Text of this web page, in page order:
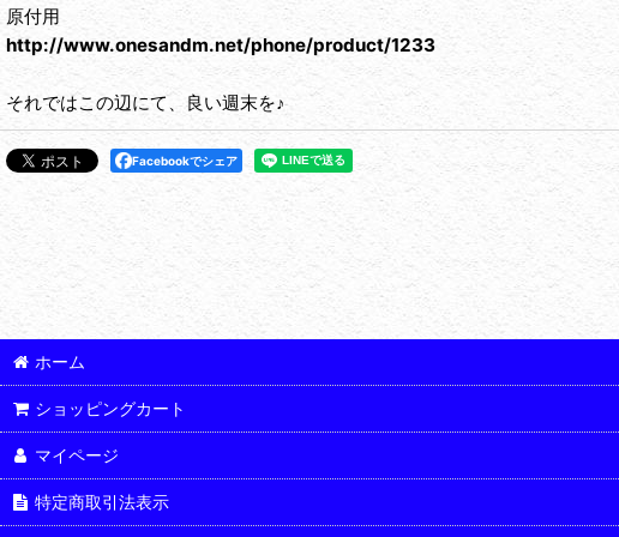
原付用
http://www.onesandm.net/phone/product/1233
それではこの辺にて、良い週末を♪
Facebookでシェア
ホーム
ショッピングカート
マイページ
特定商取引法表示